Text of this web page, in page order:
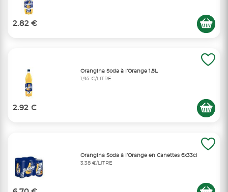
2.82 €
Orangina Soda à l’Orange 1,5L
1,95 €/LITRE
2.92 €
Orangina Soda à l’Orange en Canettes 6x33cl
3,38 €/LITRE